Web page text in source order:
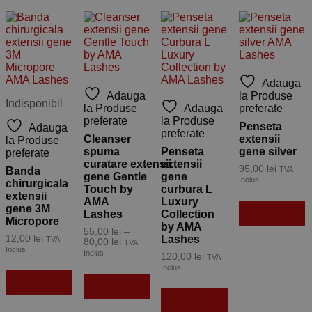
Indisponibil
Adauga
la Produse
preferate
Banda
chirurgicala
extensii
gene 3M
Micropore
12,00 lei TVA
Inclus
Adauga
la Produse
preferate
Cleanser
spuma
curatare extensii
gene Gentle
Touch by
AMA
Lashes
55,00 lei –
80,00 leiInterval
55,00 lei
TVA
Inclus
Acest
Adauga
la Produse
preferate
Penseta
extensii
gene
curbura L
Luxury
Collection
by AMA
Lashes
120,00 lei TVA
Inclus
Adauga
la Produse
preferate
Penseta
extensii
gene silver
95,00 lei TVA
Inclus